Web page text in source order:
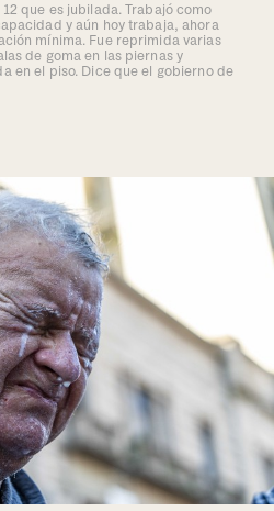
que es jubilada. Trabajó como
y aún hoy trabaja, ahora
mínima. Fue reprimida varias
de goma en las piernas y
en el piso. Dice que el gobierno de